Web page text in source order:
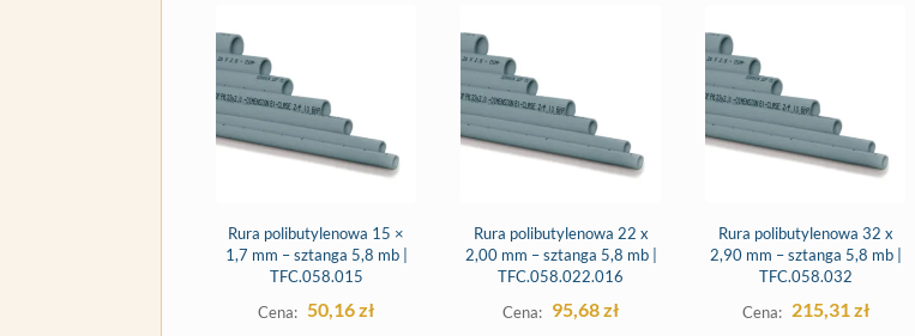
Rura polibutylenowa 15 ×
1,7 mm – sztanga 5,8 mb |
TFC.058.015
50,16zł
Rura polibutylenowa 22 x
2,00 mm – sztanga 5,8 mb |
TFC.058.022.016
95,68zł
Rura polibutylenowa 32 x
2,90 mm – sztanga 5,8 mb |
TFC.058.032
215,31zł